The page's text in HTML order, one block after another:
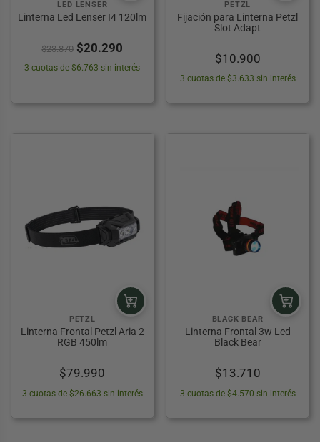
LED LENSER
Linterna Led Lenser I4 120lm
$23.870 El
precio
$20.290
precio
3 cuotas de $6.763 sin interés
PETZL
Fijación para Linterna Petzl
Slot Adapt
$10.900
3 cuotas de $3.633 sin interés
PETZL
Linterna Frontal Petzl Aria 2
RGB 450lm
$79.990
3 cuotas de $26.663 sin interés
BLACK BEAR
Linterna Frontal 3w Led
Black Bear
$13.710
3 cuotas de $4.570 sin interés